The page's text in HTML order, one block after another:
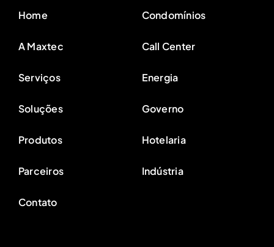
Home
A Maxtec
Serviços
Soluções
Produtos
Parceiros
Contato
Condomínios
Call Center
Energia
Governo
Hotelaria
Indústria